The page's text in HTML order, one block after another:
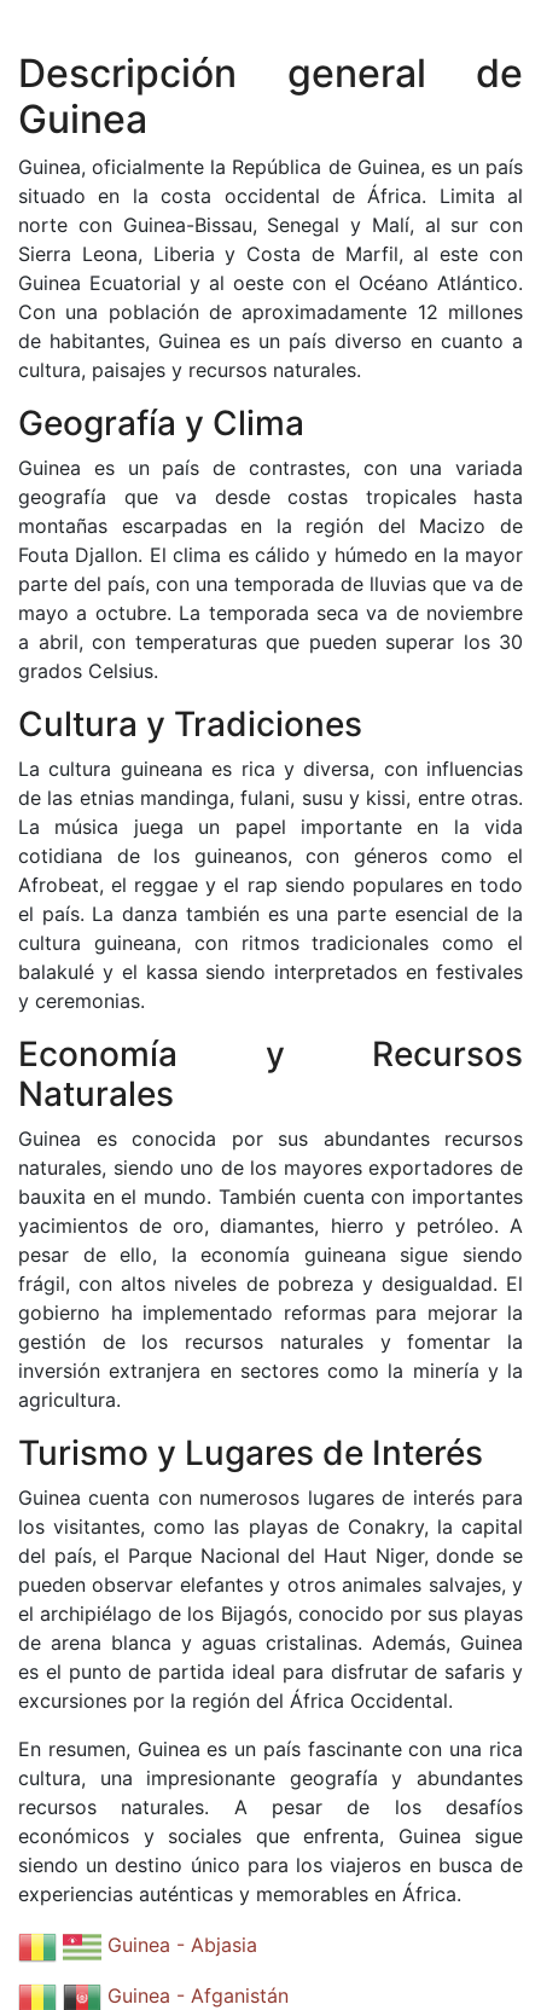
Descripción general de
Guinea
Guinea, oficialmente la República de Guinea, es un país
situado en la costa occidental de África. Limita al
norte con Guinea-Bissau, Senegal y Malí, al sur con
Sierra Leona, Liberia y Costa de Marfil, al este con
Guinea Ecuatorial y al oeste con el Océano Atlántico.
Con una población de aproximadamente 12 millones
de habitantes, Guinea es un país diverso en cuanto a
cultura, paisajes y recursos naturales.
Geografía y Clima
Guinea es un país de contrastes, con una variada
geografía que va desde costas tropicales hasta
montañas escarpadas en la región del Macizo de
Fouta Djallon. El clima es cálido y húmedo en la mayor
parte del país, con una temporada de lluvias que va de
mayo a octubre. La temporada seca va de noviembre
a abril, con temperaturas que pueden superar los 30
grados Celsius.
Cultura y Tradiciones
La cultura guineana es rica y diversa, con influencias
de las etnias mandinga, fulani, susu y kissi, entre otras.
La música juega un papel importante en la vida
cotidiana de los guineanos, con géneros como el
Afrobeat, el reggae y el rap siendo populares en todo
el país. La danza también es una parte esencial de la
cultura guineana, con ritmos tradicionales como el
balakulé y el kassa siendo interpretados en festivales
y ceremonias.
Economía y Recursos
Naturales
Guinea es conocida por sus abundantes recursos
naturales, siendo uno de los mayores exportadores de
bauxita en el mundo. También cuenta con importantes
yacimientos de oro, diamantes, hierro y petróleo. A
pesar de ello, la economía guineana sigue siendo
frágil, con altos niveles de pobreza y desigualdad. El
gobierno ha implementado reformas para mejorar la
gestión de los recursos naturales y fomentar la
inversión extranjera en sectores como la minería y la
agricultura.
Turismo y Lugares de Interés
Guinea cuenta con numerosos lugares de interés para
los visitantes, como las playas de Conakry, la capital
del país, el Parque Nacional del Haut Niger, donde se
pueden observar elefantes y otros animales salvajes, y
el archipiélago de los Bijagós, conocido por sus playas
de arena blanca y aguas cristalinas. Además, Guinea
es el punto de partida ideal para disfrutar de safaris y
excursiones por la región del África Occidental.
En resumen, Guinea es un país fascinante con una rica
cultura, una impresionante geografía y abundantes
recursos naturales. A pesar de los desafíos
económicos y sociales que enfrenta, Guinea sigue
siendo un destino único para los viajeros en busca de
experiencias auténticas y memorables en África.
Guinea - Abjasia
Guinea - Afganistán